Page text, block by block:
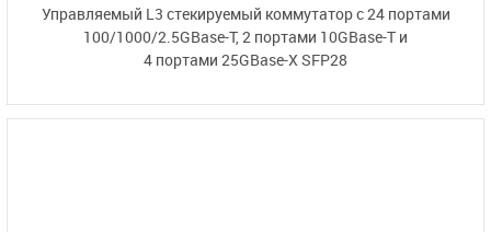
Управляемый L3 стекируемый коммутаторс 24 портами
100/1000/2.5GBase-T,2 портами 10GBase-T и
4 портами 25GBase-X SFP28